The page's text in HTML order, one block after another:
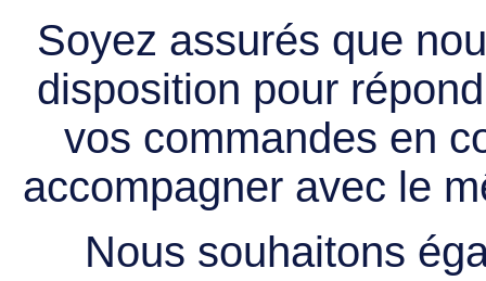
Soyez assurés que
disposition pour
vos commandes en
accompagner avec le
Nous souhaitons